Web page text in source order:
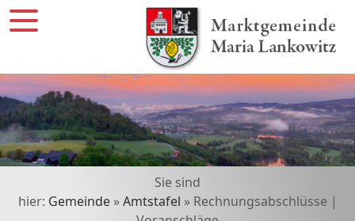
Sie sind
hier: Gemeinde»Amtstafel » Rechnungsabschlüsse |